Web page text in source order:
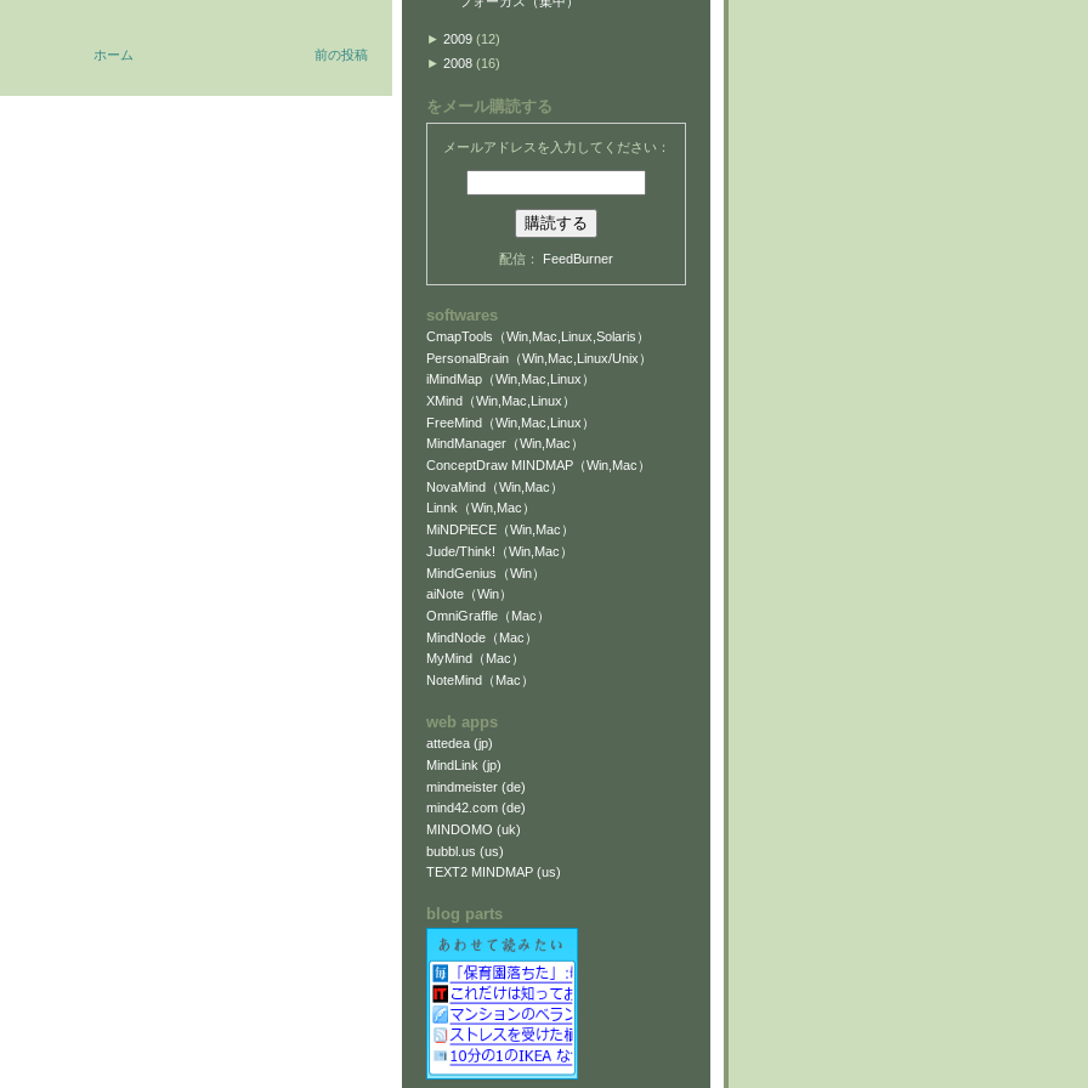
前の投稿
ホーム
► 2009 (12)
► 2008 (16)
をメール購読する
メールアドレスを入力してください：
配信： FeedBurner
softwares
CmapTools（Win,Mac,Linux,Solaris）
PersonalBrain（Win,Mac,Linux/Unix）
iMindMap（Win,Mac,Linux）
XMind（Win,Mac,Linux）
FreeMind（Win,Mac,Linux）
MindManager（Win,Mac）
ConceptDraw MINDMAP（Win,Mac）
NovaMind（Win,Mac）
Linnk（Win,Mac）
MiNDPiECE（Win,Mac）
Jude/Think!（Win,Mac）
MindGenius（Win）
aiNote（Win）
OmniGraffle（Mac）
MindNode（Mac）
MyMind（Mac）
NoteMind（Mac）
web apps
attedea (jp)
MindLink (jp)
mindmeister (de)
mind42.com (de)
MINDOMO (uk)
bubbl.us (us)
TEXT2 MINDMAP (us)
blog parts